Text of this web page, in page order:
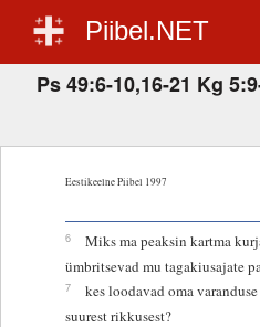
Piibel.NET
Ps 49:6-10,16-21 Kg
Eestikeelne Piibel 1997
6
Miks ma peaksin kartma
ümbritsevad mu tagakiusajate
7
kes loodavad oma
suurest rikkusest?